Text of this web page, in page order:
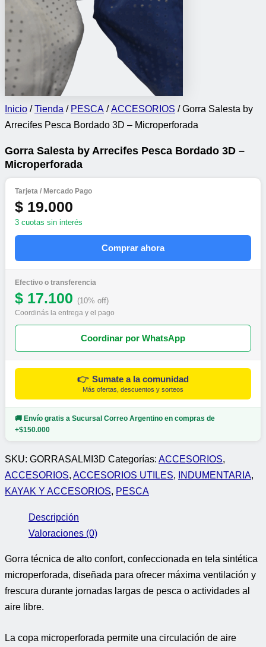
Inicio /Tienda / PESCA /ACCESORIOS / Gorra Salesta by
Arrecifes Pesca Bordado 3D – Microperforada
Gorra Salesta by Arrecifes Pesca Bordado 3D –
Microperforada
Tarjeta / Mercado Pago
$ 19.000
3 cuotas sin interés
Comprar ahora
Efectivo o transferencia
$ 17.100 (10% off)
Coordinás la entrega y el pago
Coordinar por WhatsApp
👉 Sumate a la comunidad
Más ofertas, descuentos y sorteos
🚚 Envío gratis a Sucursal Correo Argentino en compras de
+$150.000
SKU: GORRASALMI3D Categorías: ACCESORIOS,
ACCESORIOS, ACCESORIOS UTILES, INDUMENTARIA,
KAYAK Y ACCESORIOS, PESCA
Descripción
Valoraciones (0)
Gorra técnica de alto confort, confeccionada en tela sintética
microperforada, diseñada para ofrecer máxima ventilación y
frescura durante jornadas largas de pesca o actividades al
aire libre.
La copa microperforada permite una circulación de aire